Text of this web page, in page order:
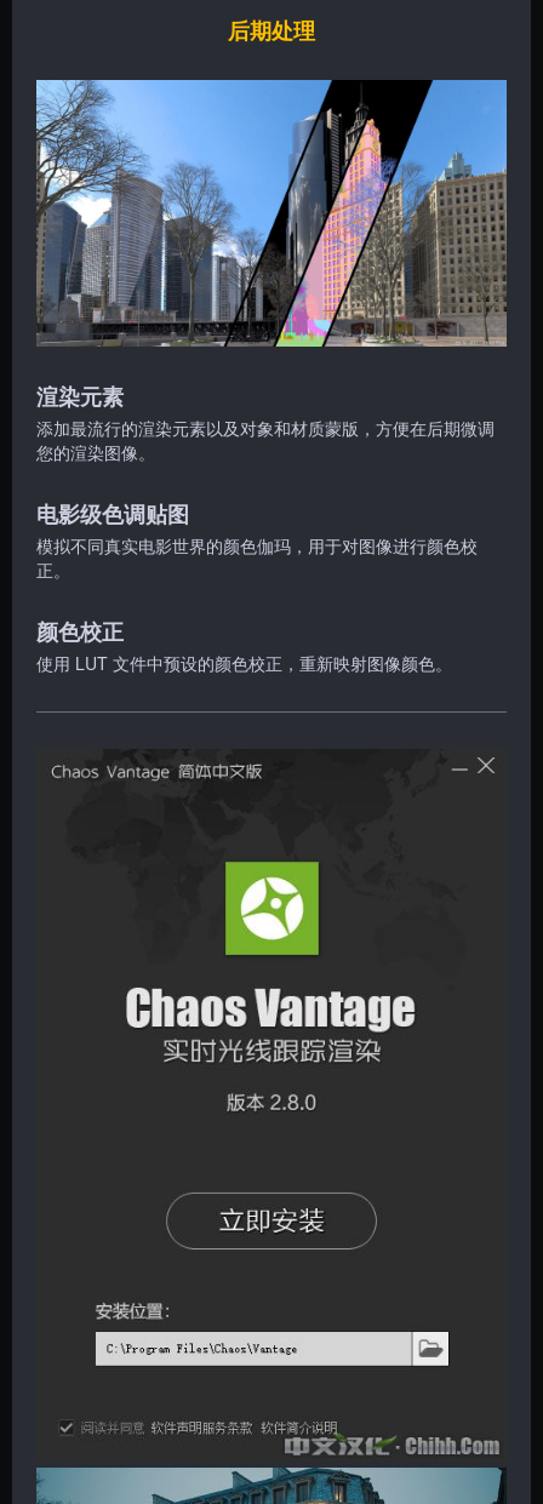
后期处理
渲染元素
添加最流行的渲染元素以及对象和材质蒙版，方便在后期微调
您的渲染图像。
电影级色调贴图
模拟不同真实电影世界的颜色伽玛，用于对图像进行颜色校
正。
颜色校正
使用 LUT 文件中预设的颜色校正，重新映射图像颜色。